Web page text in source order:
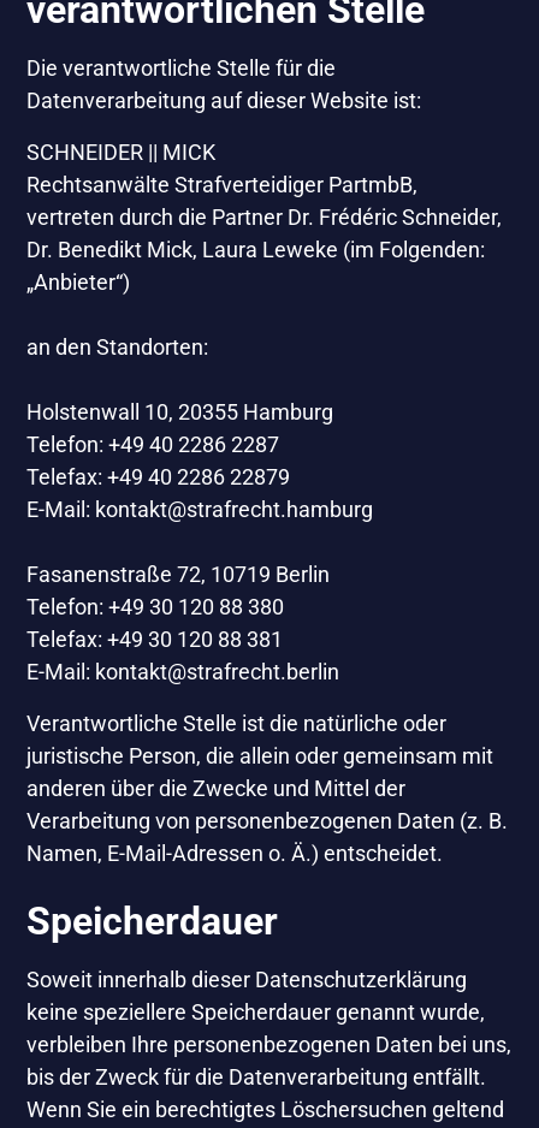
verantwortlichen Stelle
Die verantwortliche Stelle für die
Datenverarbeitung auf dieser Website ist:
SCHNEIDER || MICK
Rechtsanwälte Strafverteidiger PartmbB,
vertreten durch die Partner Dr. Frédéric Schneider,
Dr. Benedikt Mick, Laura Leweke (im Folgenden:
„Anbieter“)
an den Standorten:
Holstenwall 10, 20355 Hamburg
Telefon: +49 40 2286 2287
Telefax: +49 40 2286 22879
E-Mail: kontakt@strafrecht.hamburg
Fasanenstraße 72, 10719 Berlin
Telefon: +49 30 120 88 380
Telefax: +49 30 120 88 381
E-Mail: kontakt@strafrecht.berlin
Verantwortliche Stelle ist die natürliche oder
juristische Person, die allein oder gemeinsam mit
anderen über die Zwecke und Mittel der
Verarbeitung von personenbezogenen Daten (z. B.
Namen, E-Mail-Adressen o. Ä.) entscheidet.
Speicherdauer
Soweit innerhalb dieser Datenschutzerklärung
keine speziellere Speicherdauer genannt wurde,
verbleiben Ihre personenbezogenen Daten bei uns,
bis der Zweck für die Datenverarbeitung entfällt.
Wenn Sie ein berechtigtes Löschersuchen geltend